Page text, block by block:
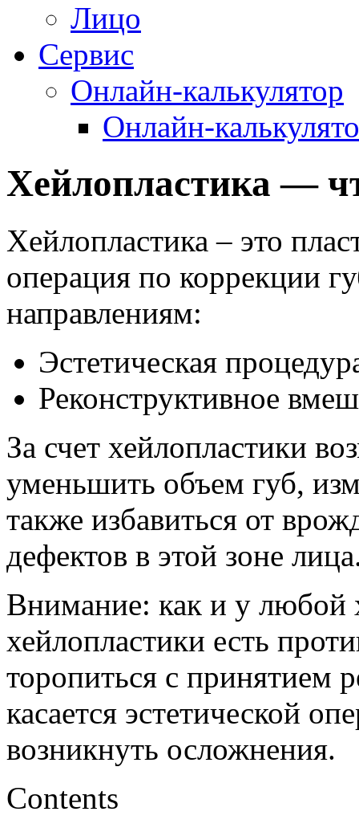
Лицо
Сервис
Онлайн-калькулятор
Онлайн-
Хейлопластика —
Хейлопластика – это
операция по коррекции
направлениям:
Эстетическая
Реконструктивное
За счет хейлопластики
уменьшить объем губ,
также избавиться от
дефектов в этой зоне
Внимание: как и у любой
хейлопластики есть
торопиться с принятием
касается эстетической
возникнуть осложнения.
Contents